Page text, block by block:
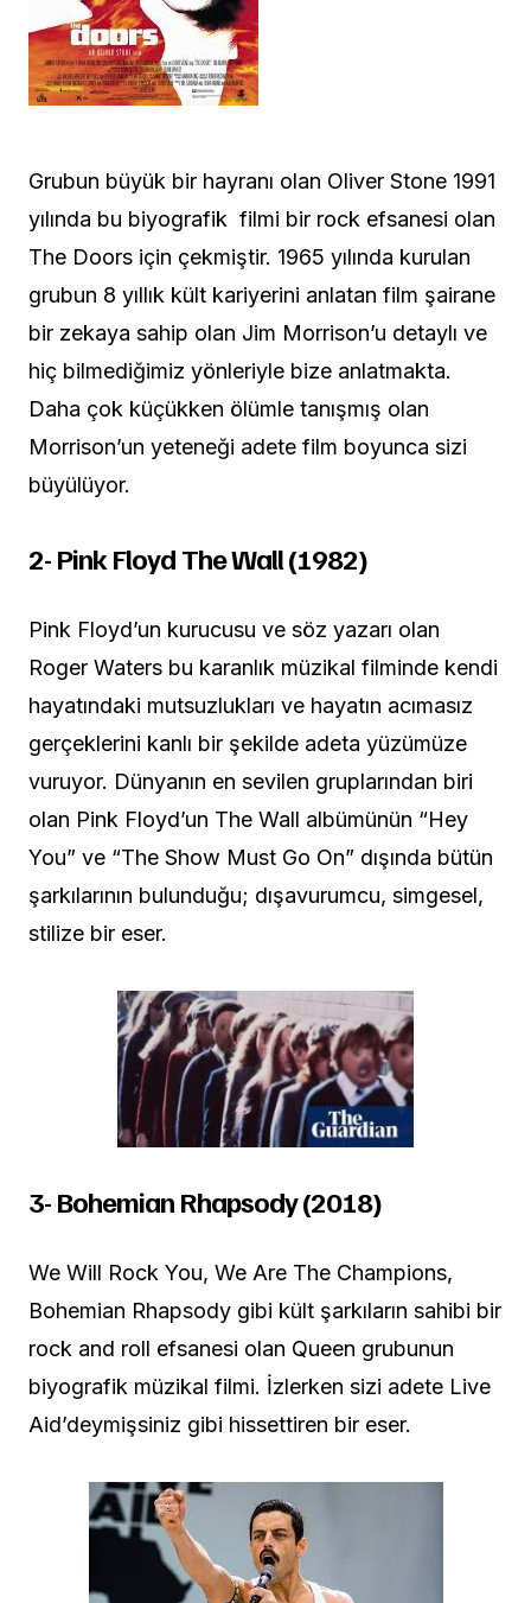
Grubun büyük bir hayranı olan Oliver Stone 1991
yılında bu biyografik filmi bir rock efsanesi olan
The Doors için çekmiştir. 1965 yılında kurulan
grubun 8 yıllık kült kariyerini anlatan film şairane
bir zekaya sahip olan Jim Morrison’u detaylı ve
hiç bilmediğimiz yönleriyle bize anlatmakta.
Daha çok küçükken ölümle tanışmış olan
Morrison’un yeteneği adete film boyunca sizi
büyülüyor.
2- Pink Floyd The Wall (1982)
Pink Floyd’un kurucusu ve söz yazarı olan
Roger Waters bu karanlık müzikal filminde kendi
hayatındaki mutsuzlukları ve hayatın acımasız
gerçeklerini kanlı bir şekilde adeta yüzümüze
vuruyor. Dünyanın en sevilen gruplarından biri
olan Pink Floyd’un The Wall albümünün “Hey
You” ve “The Show Must Go On” dışında bütün
şarkılarının bulunduğu; dışavurumcu, simgesel,
stilize bir eser.
3- Bohemian Rhapsody (2018)
We Will Rock You, We Are The Champions,
Bohemian Rhapsody gibi kült şarkıların sahibi bir
rock and roll efsanesi olan Queen grubunun
biyografik müzikal filmi. İzlerken sizi adete Live
Aid’deymişsiniz gibi hissettiren bir eser.